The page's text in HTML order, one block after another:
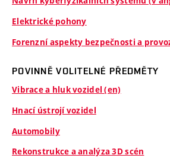
Elektrické pohony
Forenzní aspekty bezpečnosti a
POVINNĚ VOLITELNÉ PŘEDMĚTY
Vibrace a hluk vozidel (en)
Hnací ústrojí vozidel
Automobily
Rekonstrukce a analýza 3D scén